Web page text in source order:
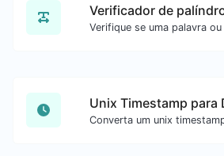
Verificador de
Unix Timestamp para